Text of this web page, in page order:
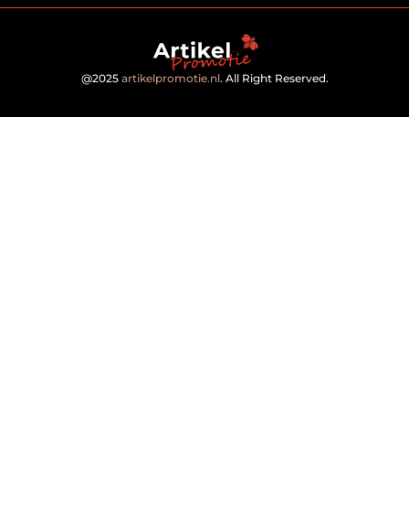
@2025 artikelpromotie.nl. All Right Reserved.